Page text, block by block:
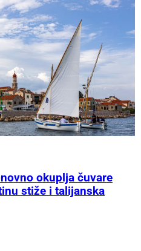
okuplja čuvare
stiže i talijanska